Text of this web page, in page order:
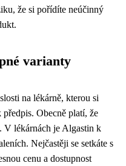
že si pořídíte neúčinný
varianty
na lékárně, kterou si
předpis. Obecně platí, že
V lékárnách je Algastin k
Nejčastěji se setkáte s
cenu a dostupnost